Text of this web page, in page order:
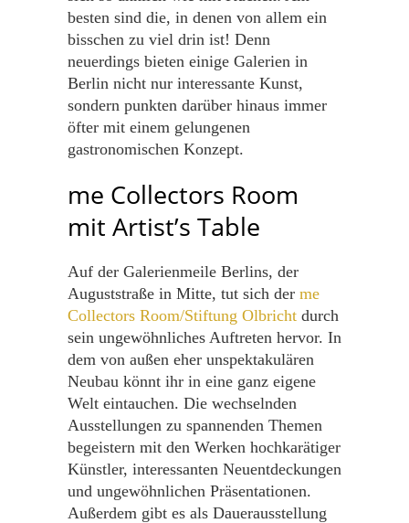
besten sind die, in denen von allem ein
bisschen zu viel drin ist! Denn
neuerdings bieten einige Galerien in
Berlin nicht nur interessante Kunst,
sondern punkten darüber hinaus immer
öfter mit einem gelungenen
gastronomischen Konzept.
me Collectors Room
mit Artist’s Table
Auf der Galerienmeile Berlins, der
Auguststraße in Mitte, tut sich der me
Collectors Room/Stiftung Olbricht durch
sein ungewöhnliches Auftreten hervor. In
dem von außen eher unspektakulären
Neubau könnt ihr in eine ganz eigene
Welt eintauchen. Die wechselnden
Ausstellungen zu spannenden Themen
begeistern mit den Werken hochkarätiger
Künstler, interessanten Neuentdeckungen
und ungewöhnlichen Präsentationen.
Außerdem gibt es als Dauerausstellung